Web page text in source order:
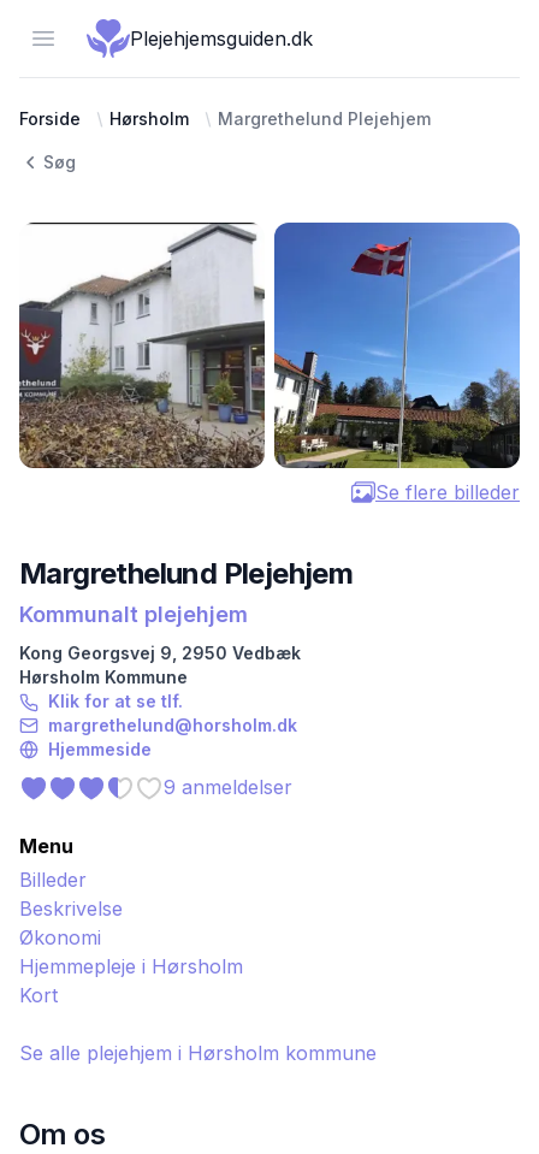
Open menuPlejehjemsguiden.dk
Forside Hørsholm Margrethelund Plejehjem
Søg
Se flere billeder
Margrethelund Plejehjem
Kommunalt plejehjem
Kong Georgsvej 9 2950 Vedbæk
Hørsholm Kommune
Klik for at se tlf.
margrethelund@horsholm.dk
Hjemmeside
9 anmeldelser
Menu
Billeder
Beskrivelse
Økonomi
Hjemmepleje i Hørsholm
Kort
Se alle plejehjem i Hørsholm kommune
Om os